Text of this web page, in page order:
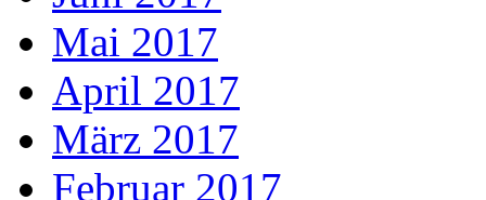
Mai 2017
April 2017
März 2017
Februar 2017